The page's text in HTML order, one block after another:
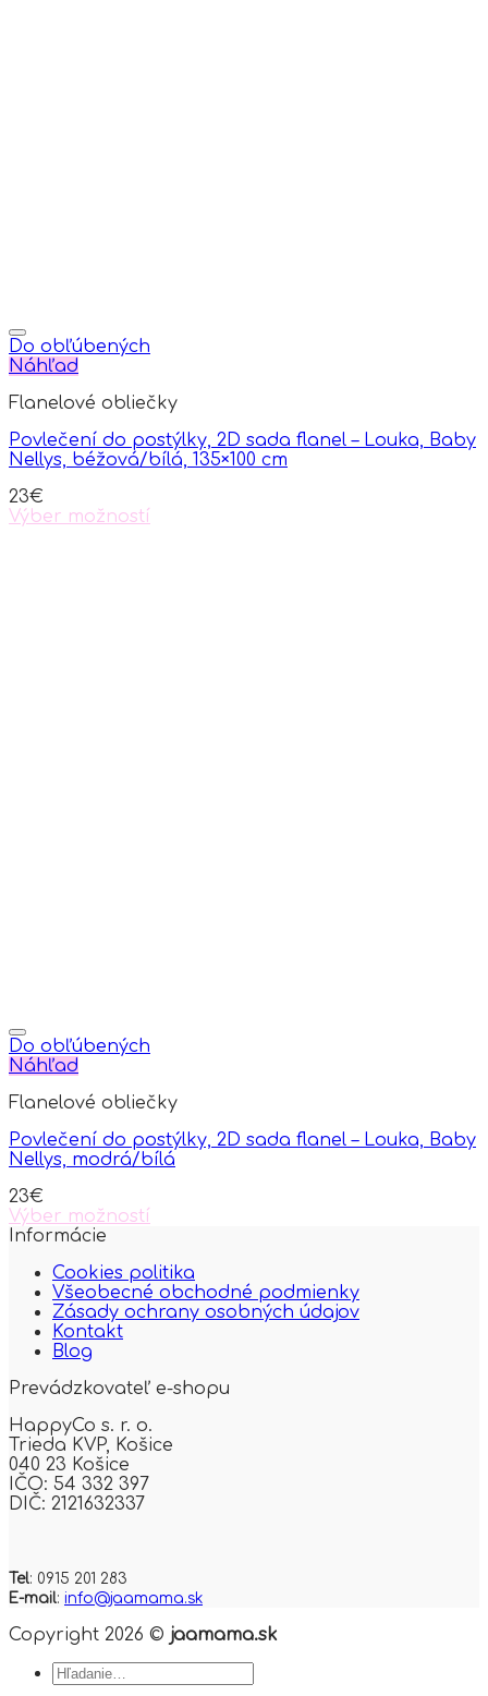
Do obľúbených
Náhľad
Flanelové obliečky
Povlečení do postýlky, 2D sada flanel – Louka, Baby
Nellys, béžová/bílá, 135×100 cm
23€
Výber možností
Do obľúbených
Náhľad
Flanelové obliečky
Povlečení do postýlky, 2D sada flanel – Louka, Baby
Nellys, modrá/bílá
23€
Výber možností
This
has
multiple
variants.
The
options
be
on
the
product
page
Informácie
Cookies politika
Všeobecné obchodné podmienky
Zásady ochrany osobných údajov
Kontakt
Blog
Prevádzkovateľ e-shopu
HappyCo s. r. o.
Trieda KVP, Košice
040 23 Košice
IČO: 54 332 397
DIČ: 2121632337
Tel: 0915 201 283
E-mail: info@jaamama.sk
Copyright 2026 © jaamama.sk
Hľadať: